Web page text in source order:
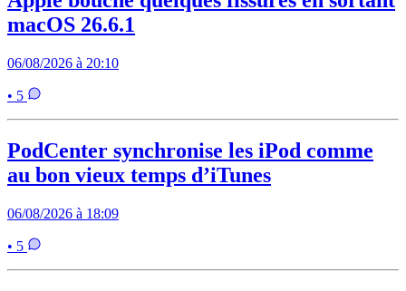
macOS 26.6.1
06/08/2026 à 20:10
• 5
PodCenter synchronise les iPod comme
au bon vieux temps d’iTunes
06/08/2026 à 18:09
• 5